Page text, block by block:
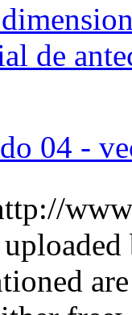
de
04 -